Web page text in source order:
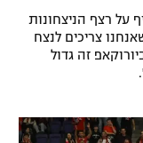
7 נקודות, הוסיף על רצף הניצחונות
צריכים לנצח
זה גדול